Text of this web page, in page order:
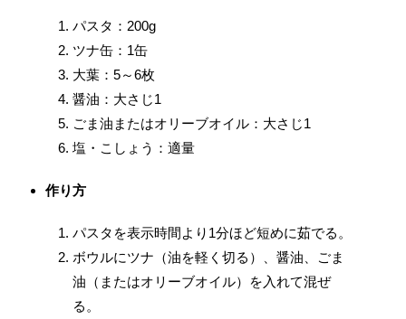
パスタ：200g
ツナ缶：1缶
大葉：5～6枚
醤油：大さじ1
ごま油またはオリーブオイル：大さじ1
塩・こしょう：適量
作り方
パスタを表示時間より1分ほど短めに茹でる。
ボウルにツナ（油を軽く切る）、醤油、ごま
油（またはオリーブオイル）を入れて混ぜ
る。